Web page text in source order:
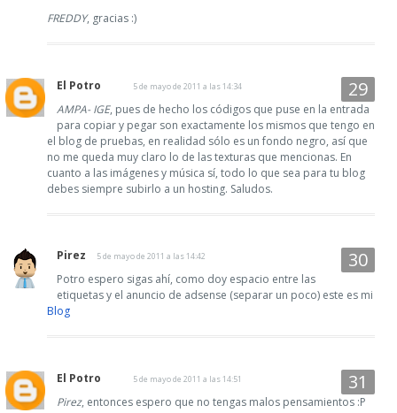
FREDDY, gracias :)
El Potro 5 de mayo de 2011 a las 14:34
AMPA- IGE, pues de hecho los códigos que puse en la entrada
para copiar y pegar son exactamente los mismos que tengo en
el blog de pruebas, en realidad sólo es un fondo negro, así que
no me queda muy claro lo de las texturas que mencionas. En
cuanto a las imágenes y música sí, todo lo que sea para tu blog
debes siempre subirlo a un hosting. Saludos.
Pirez 5 de mayo de 2011 a las 14:42
Potro espero sigas ahí, como doy espacio entre las
etiquetas y el anuncio de adsense (separar un poco) este es mi
Blog
El Potro 5 de mayo de 2011 a las 14:51
Pirez, entonces espero que no tengas malos pensamientos :P